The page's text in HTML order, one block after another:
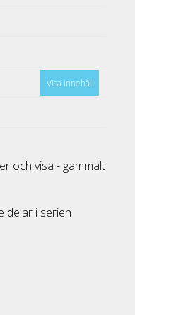
Visa innehåll
och visa - gammalt
delar i serien